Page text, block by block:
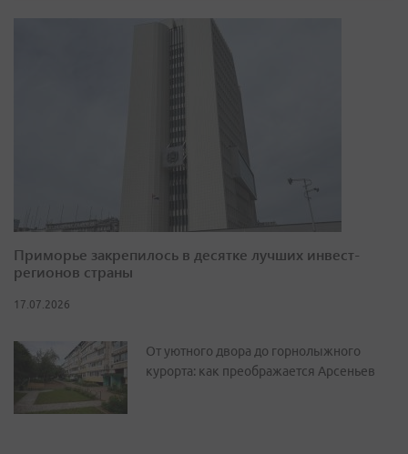
Приморье закрепилось в десятке лучших инвест-
регионов страны
17.07.2026
От уютного двора до горнолыжного
курорта: как преображается Арсеньев